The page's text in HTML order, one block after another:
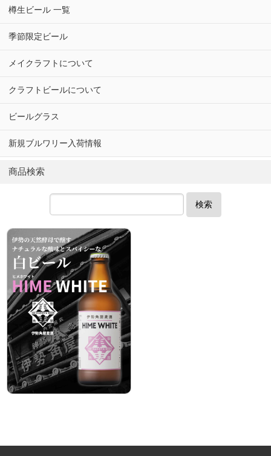
樽生ビール 一覧
季節限定ビール
メイクラフトについて
クラフトビールについて
ビールグラス
新規ブルワリー入荷情報
商品検索
検索